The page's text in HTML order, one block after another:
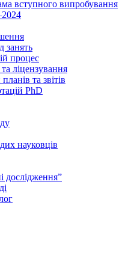
вступного випробування
занять
процес
ліцензування
та звітів
PhD
науковців
дослідження”